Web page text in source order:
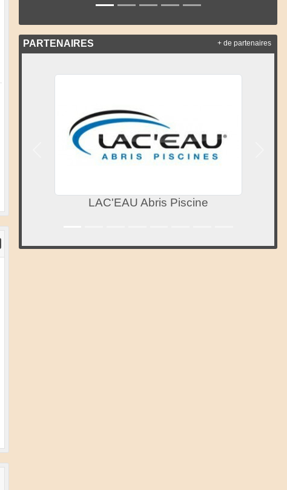
PARTENAIRES
LAC'EAU Abris Piscine
+ de partenaires